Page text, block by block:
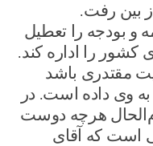
بین رفت.
و بودجه را تعطیل
کشور را اداره کند.
مقتدری باشد
وی داده است. در
هرچه دوست
است که آقای